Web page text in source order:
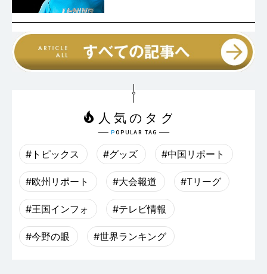
#トピックス #グッズ #中国リポート
#欧州リポート #大会報道 #Tリーグ
#王国インフォ #テレビ情報
#今野の眼 #世界ランキング